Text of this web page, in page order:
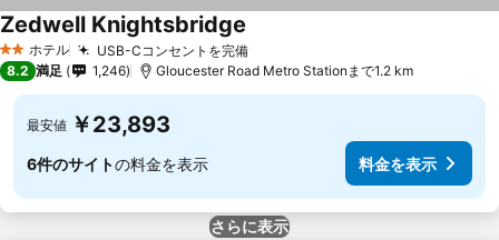
2 ホテルのランク
ホテル USB-Cコンセントを完備
Zedwell Knightsbridge
8.2 満足 1,246 Gloucester Road Metro Stationまで1.2 km
最安値 ￥23,893
6件のサイトの料金を表示 料金を表示
さらに表示